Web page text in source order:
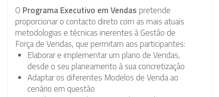
O Programa Executivo em Vendas pretende
proporcionar o contacto direto com as mais atuais
metodologias e técnicas inerentes à Gestão de
Força de Vendas, que permitam aos participantes:
Elaborar e implementar um plano de Vendas,
desde o seu planeamento à sua concretização
Adaptar os diferentes Modelos de Venda ao
cenário em questão